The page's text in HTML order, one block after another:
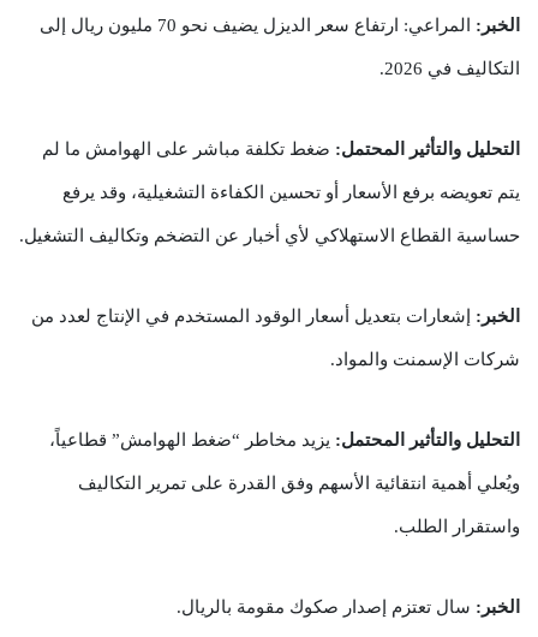
الخبر: المراعي: ارتفاع سعر الديزل يضيف نحو 70 مليون ريال إلى
التكاليف في 2026.
التحليل والتأثير المحتمل: ضغط تكلفة مباشر على الهوامش ما لم
يتم تعويضه برفع الأسعار أو تحسين الكفاءة التشغيلية، وقد يرفع
حساسية القطاع الاستهلاكي لأي أخبار عن التضخم وتكاليف التشغيل.
الخبر: إشعارات بتعديل أسعار الوقود المستخدم في الإنتاج لعدد من
شركات الإسمنت والمواد.
التحليل والتأثير المحتمل: يزيد مخاطر “ضغط الهوامش” قطاعياً،
ويُعلي أهمية انتقائية الأسهم وفق القدرة على تمرير التكاليف
واستقرار الطلب.
الخبر: سال تعتزم إصدار صكوك مقومة بالريال.